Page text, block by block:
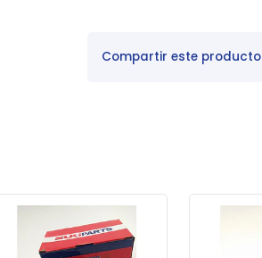
Compartir este producto